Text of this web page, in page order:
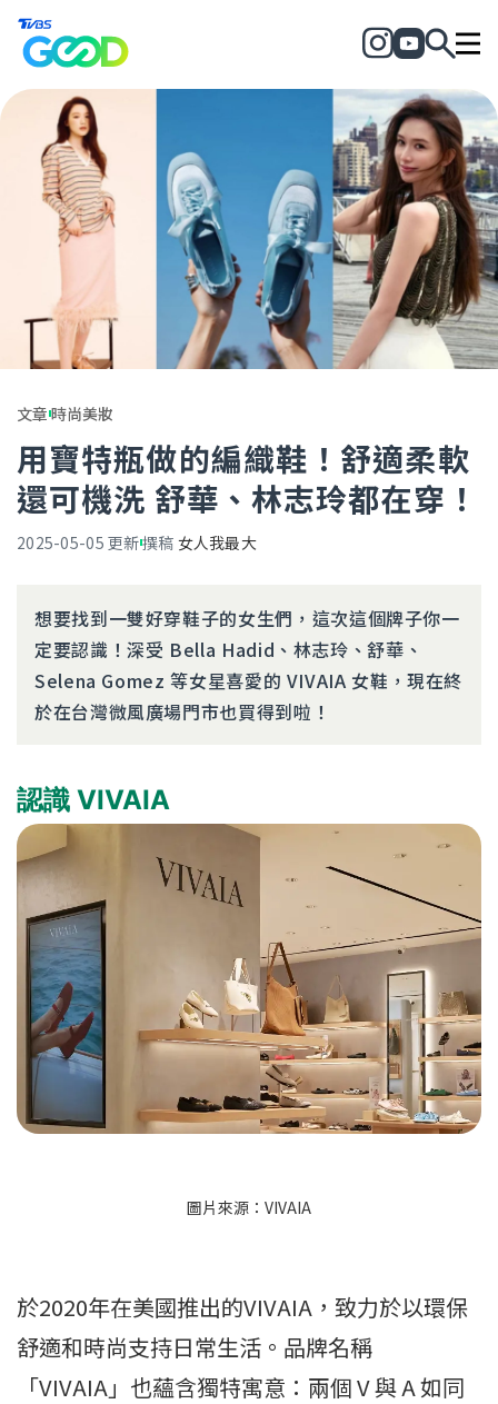
文章時尚美妝
用寶特瓶做的編織鞋！舒適柔軟
還可機洗 舒華、林志玲都在穿！
2025-05-05 更新撰稿 女人我最大
想要找到一雙好穿鞋子的女生們，這次這個牌子你一
定要認識！深受 Bella Hadid、林志玲、舒華、
Selena Gomez 等女星喜愛的 VIVAIA 女鞋，現在終
於在台灣微風廣場門市也買得到啦！
認識 VIVAIA
圖片來源：VIVAIA
於2020年在美國推出的VIVAIA，致力於以環保
舒適和時尚支持日常生活。品牌名稱
「VIVAIA」也蘊含獨特寓意：兩個 V 與 A 如同